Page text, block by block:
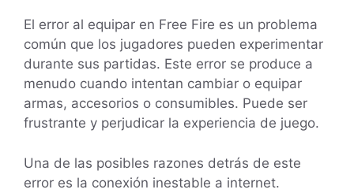
El error al equipar en Free Fire es un problema
común que los jugadores pueden experimentar
durante sus partidas. Este error se produce a
menudo cuando intentan cambiar o equipar
armas, accesorios o consumibles. Puede ser
frustrante y perjudicar la experiencia de juego.
Una de las posibles razones detrás de este
error es la conexión inestable a internet.